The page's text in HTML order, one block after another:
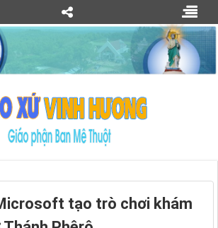
tạo trò chơi khám